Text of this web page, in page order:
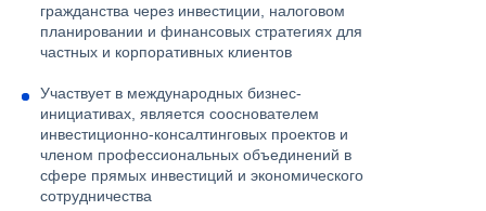
гражданства через инвестиции, налоговом
планировании и финансовых стратегиях для
частных и корпоративных клиентов
Участвует в международных бизнес-
инициативах, является сооснователем
инвестиционно-консалтинговых проектов и
членом профессиональных объединений в
сфере прямых инвестиций и экономического
сотрудничества